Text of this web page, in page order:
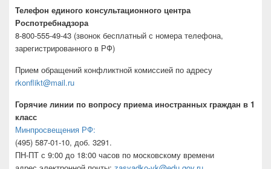
Телефон единого консультационного центра
Роспотребнадзора
8-800-555-49-43 (звонок бесплатный с номера телефона,
зарегистрированного в РФ)
Прием обращений конфликтной комиссией по адресу
rkonflikt@mail.ru
Горячие линии по вопросу приема иностранных граждан в 1
класс
Минпросвещения РФ:
(495) 587-01-10, доб. 3291.
ПН-ПТ с 9:00 до 18:00 часов по московскому времени